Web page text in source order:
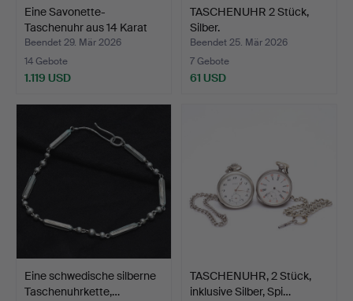
Eine Savonette-
Taschenuhr aus 14 Karat
Gol…
Beendet 29. Mär 2026
14 Gebote
1.119 USD
TASCHENUHR 2 Stück,
Silber.
Beendet 25. Mär 2026
7 Gebote
61 USD
Eine schwedische silberne
Taschenuhrkette,…
TASCHENUHR, 2 Stück,
inklusive Silber, Spi…